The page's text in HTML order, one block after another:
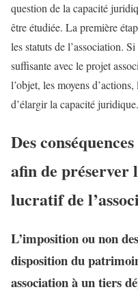
question de la capacité
être étudiée. La première
les statuts de l’association.
suffisante avec le projet
l’objet, les moyens
d’élargir la capacité juridique.
Des
afin de préserver
lucratif de
L’imposition ou non
disposition du
association à un tiers